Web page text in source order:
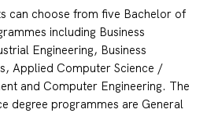
can choose from five Bachelor of
including Business
Engineering, Business
Applied Computer Science /
and Computer Engineering. The
degree programmes are General